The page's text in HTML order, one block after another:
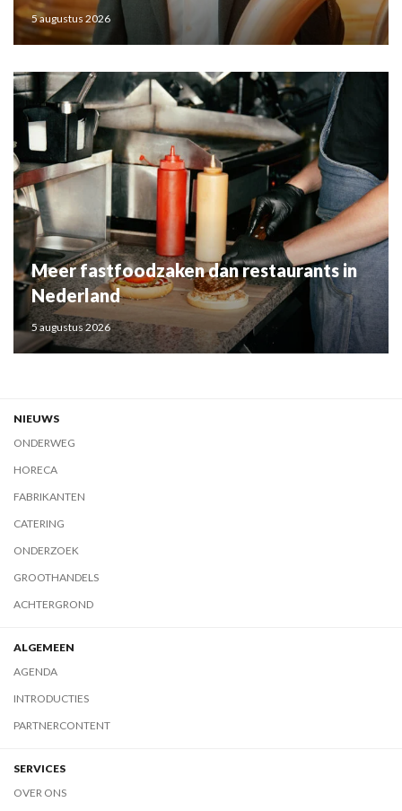
5 augustus 2026
Meer fastfoodzaken dan restaurants in
Nederland
5 augustus 2026
NIEUWS
ONDERWEG
HORECA
FABRIKANTEN
CATERING
ONDERZOEK
GROOTHANDELS
ACHTERGROND
ALGEMEEN
AGENDA
INTRODUCTIES
PARTNERCONTENT
SERVICES
OVER ONS